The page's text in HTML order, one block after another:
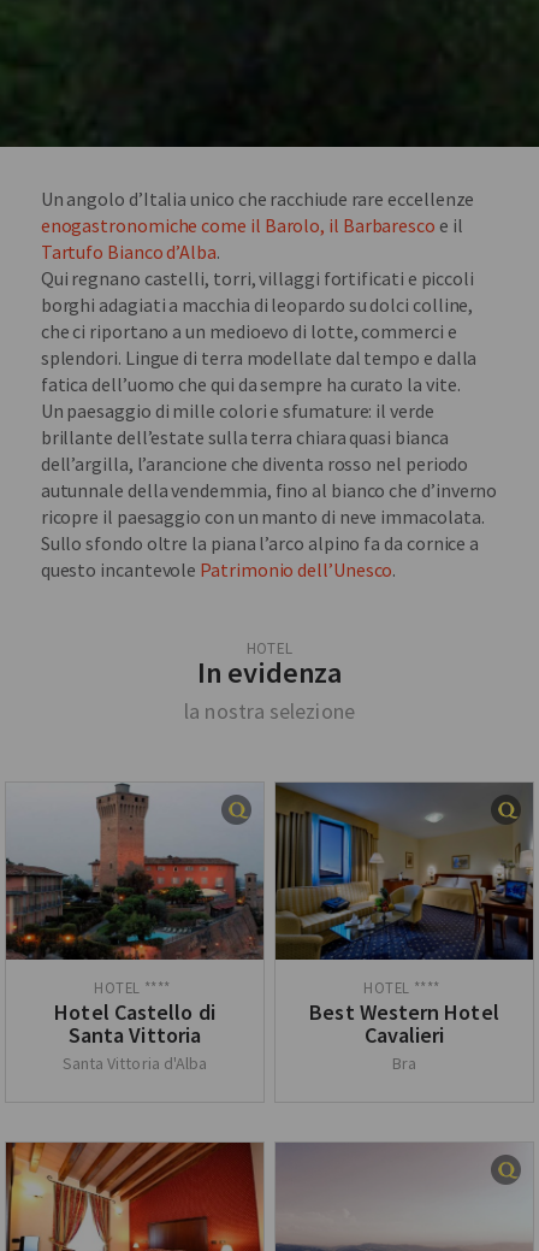
Un angolo d’Italia unico che racchiude rare eccellenze
enogastronomiche come il Barolo, il Barbaresco e il
Tartufo Bianco d’Alba.
Qui regnano castelli, torri, villaggi fortificati e piccoli
borghi adagiati a macchia di leopardo su dolci colline,
che ci riportano a un medioevo di lotte, commerci e
splendori. Lingue di terra modellate dal tempo e dalla
fatica dell’uomo che qui da sempre ha curato la vite.
Un paesaggio di mille colori e sfumature: il verde
brillante dell’estate sulla terra chiara quasi bianca
dell’argilla, l’arancione che diventa rosso nel periodo
autunnale della vendemmia, fino al bianco che d’inverno
ricopre il paesaggio con un manto di neve immacolata.
Sullo sfondo oltre la piana l’arco alpino fa da cornice a
questo incantevole Patrimonio dell’Unesco.
HOTEL
In evidenza
la nostra selezione
Hotel Castello di
Santa Vittoria
Santa Vittoria d'Alba
Best Western Hotel
Cavalieri
Bra